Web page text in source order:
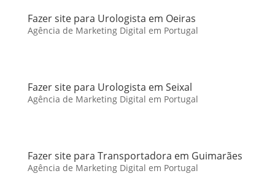
Fazer site para Urologista em Oeiras
Agência de Marketing Digital em Portugal
Fazer site para Urologista em Seixal
Agência de Marketing Digital em Portugal
Fazer site para Transportadora em Guimarães
Agência de Marketing Digital em Portugal